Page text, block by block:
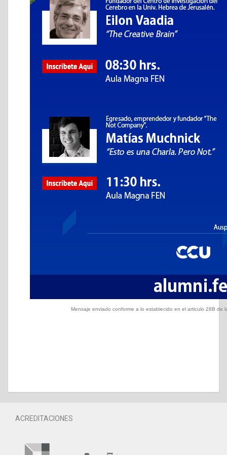
Mensaje enviado conforme a lo establecido en el articulo 28B de
ACREDITACIONES